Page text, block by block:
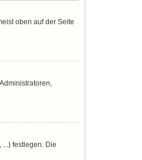
oben auf der Seite
festlegen. Die